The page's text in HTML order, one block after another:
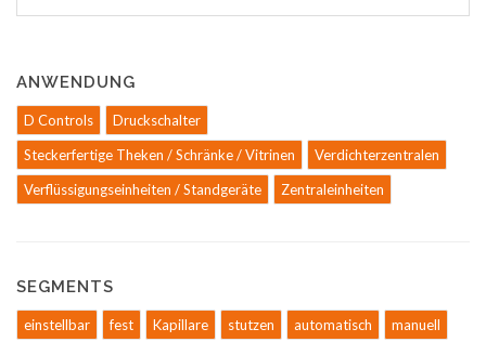
ANWENDUNG
D Controls
Druckschalter
Steckerfertige Theken / Schränke / Vitrinen
Verdichterzentralen
Verflüssigungseinheiten / Standgeräte
Zentraleinheiten
SEGMENTS
einstellbar fest Kapillare stutzen automatisch
manuell